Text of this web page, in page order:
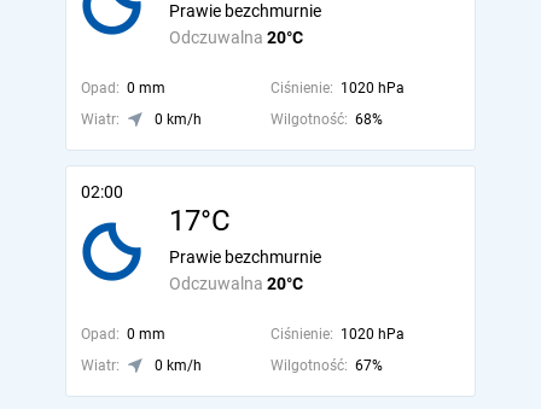
Odczuwalna 20°C
Prawie bezchmurnie
Opad: 0 mm Ciśnienie: 1020 hPa
Wiatr:
0 km/h Wilgotność: 68%
02:00
17°C
Odczuwalna 20°C
Prawie bezchmurnie
Opad: 0 mm Ciśnienie: 1020 hPa
Wiatr:
0 km/h Wilgotność: 67%